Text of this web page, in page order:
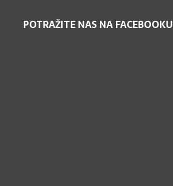
POTRAŽITE NAS NA FACEBOOKU